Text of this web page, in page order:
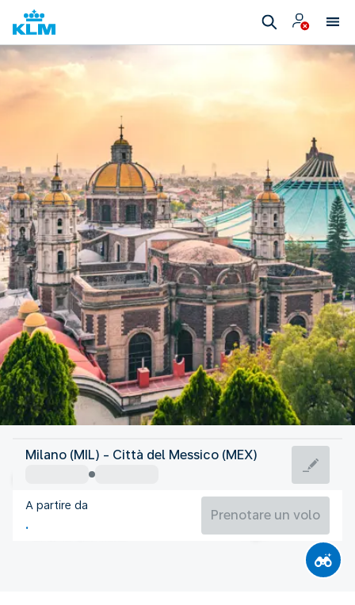
Messico
Città del Messico
Messico
17°C
Ago
Milano (MIL) - Città del Messico (MEX)
A partire da
Prenotare un volo